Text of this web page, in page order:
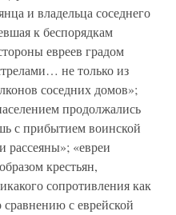
и владельца соседнего
к беспорядкам
евреев градом
не только из
соседних домов»;
продолжались
с прибытием воинской
рассеяны»; «евреи
крестьян,
сопротивления как
с еврейской